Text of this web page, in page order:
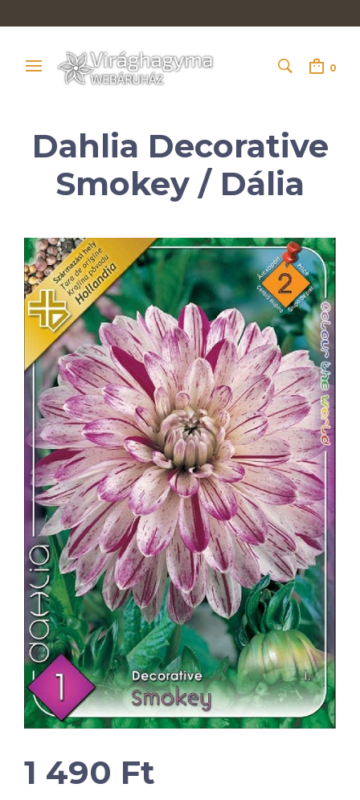
0
Dahlia Decorative
Smokey / Dália
1 490 Ft